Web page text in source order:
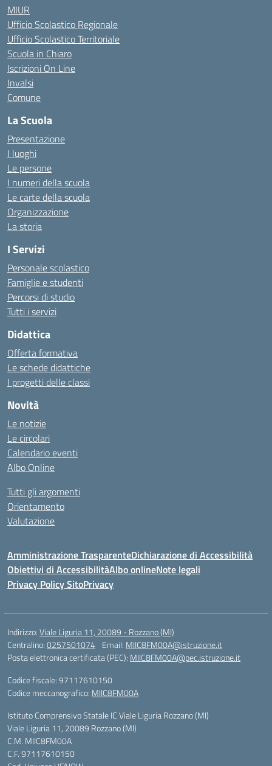
MIUR
Ufficio Scolastico Regionale
Ufficio Scolastico Territoriale
Scuola in Chiaro
Iscrizioni On Line
Invalsi
Comune
La Scuola
Presentazione
I luoghi
Le persone
I numeri della scuola
Le carte della scuola
Organizzazione
La storia
I Servizi
Personale scolastico
Famiglie e studenti
Percorsi di studio
Tutti i servizi
Didattica
Offerta formativa
Le schede didattiche
I progetti delle classi
Novità
Le notizie
Le circolari
Calendario eventi
Albo Online
Tutti gli argomenti
Orientamento
Valutazione
Amministrazione TrasparenteDichiarazione di Accessibilità
Obiettivi di AccessibilitàAlbo onlineNote legali
Privacy Policy SitoPrivacy
Indirizzo:Viale Liguria 11, 20089 - Rozzano (MI)
Centralino:0257501074 Email: MIIC8FM00A@istruzione.it
Posta elettronica certificata (PEC): MIIC8FM00A@pec.istruzione.it
Codice fiscale: 97117610150
Codice meccanografico: MIIC8FM00A
Istituto Comprensivo Statale IC Viale Liguria Rozzano (MI)
Viale Liguria 11, 20089 Rozzano (MI)
C.M. MIIC8FM00A
C.F. 97117610150